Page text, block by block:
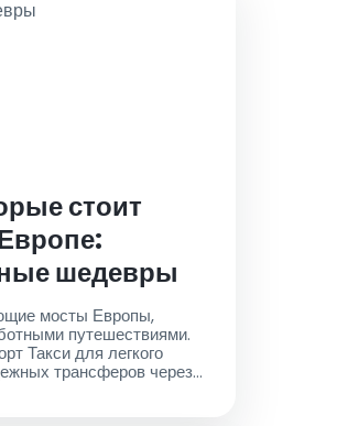
стоит
шедевры
мосты Европы,
путешествиями.
Такси для легкого
трансферов через